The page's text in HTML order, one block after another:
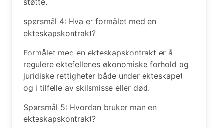
spørsmål 4: Hva er formålet med en
ekteskapskontrakt?
Formålet med en ekteskapskontrakt er å
regulere ektefellenes økonomiske forhold og
juridiske rettigheter både under ekteskapet
og i tilfelle av skilsmisse eller død.
Spørsmål 5: Hvordan bruker man en
ekteskapskontrakt?